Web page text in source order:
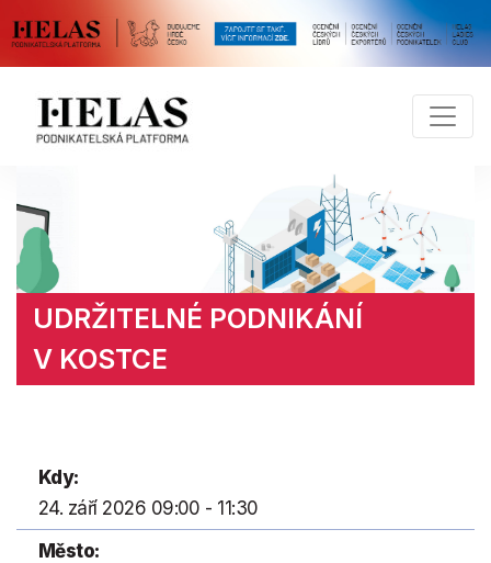
UDRŽITELNÉ PODNIKÁNÍ
V KOSTCE
Kdy:
24. září 2026 09:00 - 11:30
Město: